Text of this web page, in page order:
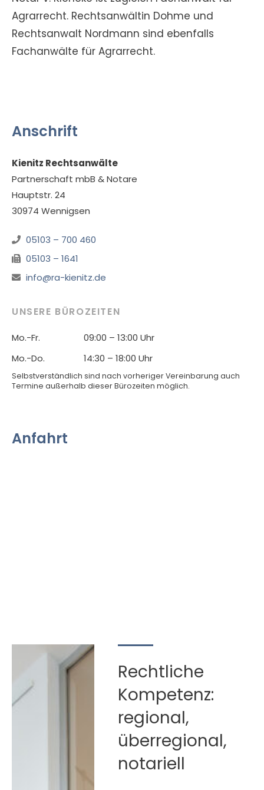
Agrarrecht. Rechtsanwältin Dohme und
Rechtsanwalt Nordmann sind ebenfalls
Fachanwälte für Agrarrecht.
Anschrift
Kienitz Rechtsanwälte
Partnerschaft mbB & Notare
Hauptstr. 24
30974 Wennigsen
05103 – 700 460
05103 – 1641
info@ra-kienitz.de
UNSERE BÜROZEITEN
Mo.-Fr.
09:00 – 13:00 Uhr
Mo.-Do.
14:30 – 18:00 Uhr
Selbstverständlich sind nach vorheriger Vereinbarung auch
Termine außerhalb dieser Bürozeiten möglich.
Anfahrt
Rechtliche
Kompetenz:
regional,
überregional,
notariell